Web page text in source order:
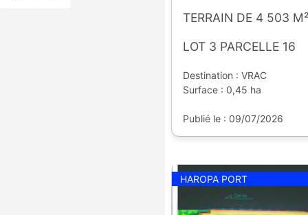
TERRAIN DE 4 503 M²
LOT 3 PARCELLE 16
Destination : VRAC
Surface : 0,45 ha
Publié le : 09/07/2026
HAROPA PORT